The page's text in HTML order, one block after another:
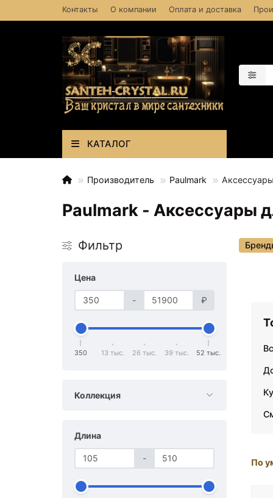
Контакты О компании Оплата и доставка
КАТАЛОГ
Производитель Paulmark
Paulmark - Аксессуары
Фильтр
Цена
- ₽
350 13 тыс. 26 тыс. 39 тыс. 52 тыс.
Коллекция
Длина
- По